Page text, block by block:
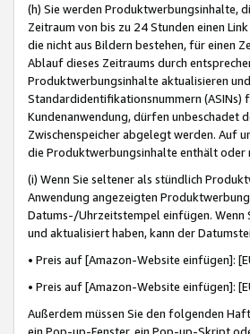
(h) Sie werden Produktwerbungsinhalte,
Zeitraum von bis zu 24 Stunden einen
die nicht aus Bildern bestehen, für einen
Ablauf dieses Zeitraums durch
Produktwerbungsinhalte aktualisieren
Standardidentifikationsnummern (ASINs)
Kundenanwendung, dürfen unbeschadet
Zwischenspeicher abgelegt werden. Auf
die Produktwerbungsinhalte enthält oder
(i) Wenn Sie seltener als stündlich
Anwendung angezeigten
Datums-/Uhrzeitstempel einfügen. Wenn
und aktualisiert haben, kann der
• Preis auf [Amazon-Website einfügen]:
• Preis auf [Amazon-Website einfügen]:
Außerdem müssen Sie den folgenden
ein Pop-up-Fenster, ein Pop-up-Skript